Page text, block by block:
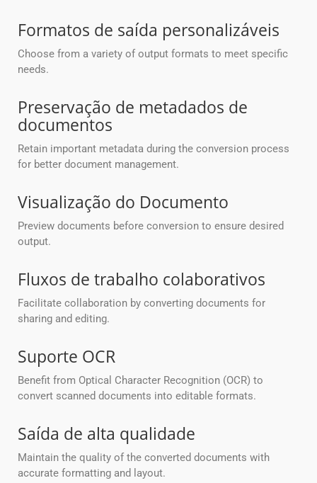
Formatos de saída personalizáveis
Choose from a variety of output formats to meet specific
needs.
Preservação de metadados de
documentos
Retain important metadata during the conversion process
for better document management.
Visualização do Documento
Preview documents before conversion to ensure desired
output.
Fluxos de trabalho colaborativos
Facilitate collaboration by converting documents for
sharing and editing.
Suporte OCR
Benefit from Optical Character Recognition (OCR) to
convert scanned documents into editable formats.
Saída de alta qualidade
Maintain the quality of the converted documents with
accurate formatting and layout.